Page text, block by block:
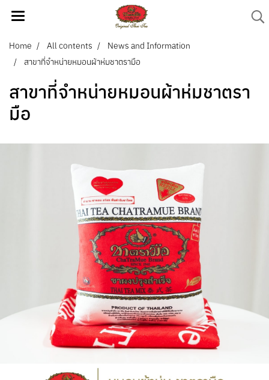
Home All contents
News and Information
สาขาที่จำหน่ายหมอนผ้าห่มชาตรามือ
สาขาที่จำหน่ายหมอนผ้าห่มชาตรา
มือ